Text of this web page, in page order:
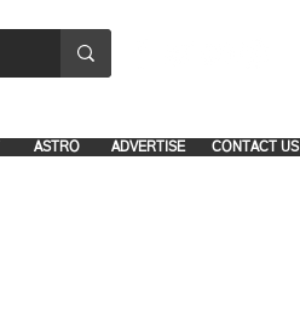
CONTACT US
ADVERTISE
ASTRO